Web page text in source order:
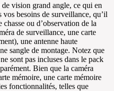
vision grand angle, ce qui en
besoins de surveillance, qu’il
chasse ou d’observation de la
de surveillance, une carte
une antenne haute
sangle de montage. Notez que
sont pas incluses dans le pack
Bien que la caméra
mémoire, une carte mémoire
fonctionnalités, telles que